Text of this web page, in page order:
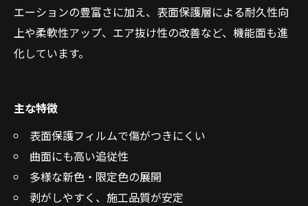
エーションの豊富さに加え、表面保護層による耐久性向
上や柔軟性アップ、エア抜け性の改善など、機能面も進
化しています。
主な特徴
表面保護フィルムで傷がつきにくい
曲面にも高い追従性
多様な新色・限定色の展開
剥がしやすく、施工品質が安定